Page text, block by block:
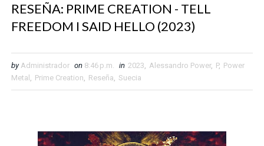
RESEÑA: PRIME CREATION - TELL
FREEDOM I SAID HELLO (2023)
by Administrador on 8:46 p.m. in 2023, Alessandro Power, P, Power
Metal , Prime Creation, Reseña, Suecia